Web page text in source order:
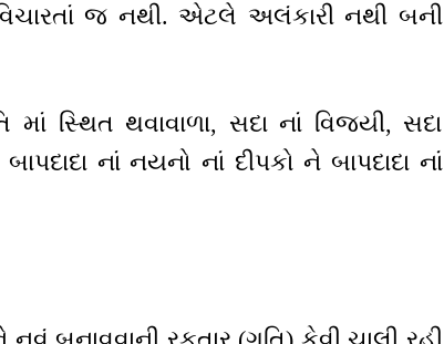
જ નથી. એટલે અલંકારી નથી બની
માં સ્થિત થવાવાળા, સદા નાં વિજયી, સદા
નાં નયનો નાં દીપકો ને બાપદાદા નાં